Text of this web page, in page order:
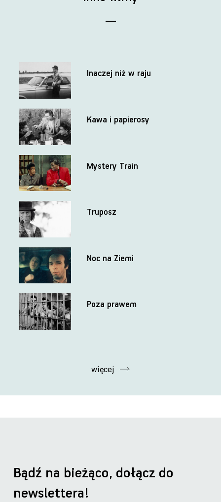
Inaczej niż w raju
Kawa i papierosy
Mystery Train
Truposz
Noc na Ziemi
Poza prawem
więcej
Bądź na bieżąco, dołącz do
newslettera!